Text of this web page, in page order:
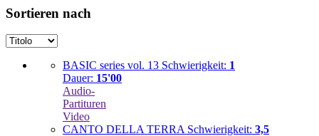
Sortieren nach
BASIC series vol. 13 Schwierigkeit: 1
Dauer: 15'00
Audio-
Partituren
Video
CANTO DELLA TERRA Schwierigkeit: 3,5